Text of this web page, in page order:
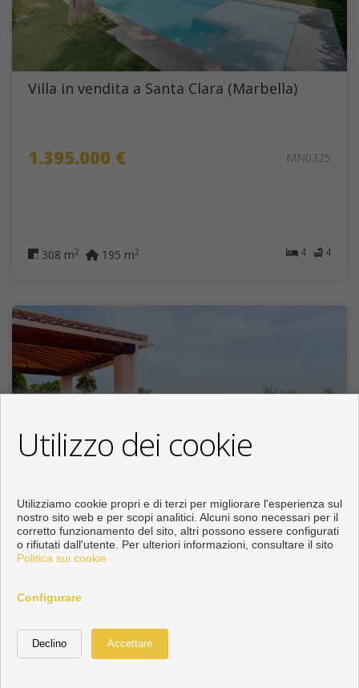
Villa in vendita a Santa Clara (Marbella)
1.395.000 € MN0325
4 4
308 m2 195 m2
Villa in vendita a Valtocado - La Alquería -
La Atalaya ...
Utilizzo dei cookie
Utilizziamo cookie propri e di terzi per migliorare l'esperienza sul
nostro sito web e per scopi analitici. Alcuni sono necessari per il
corretto funzionamento del sito, altri possono essere configurati
o rifiutati dall'utente. Per ulteriori informazioni, consultare il sito
Politica sui cookie
Configurare